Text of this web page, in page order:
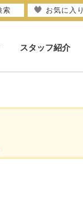
スタッフ紹介
索 お気に入り